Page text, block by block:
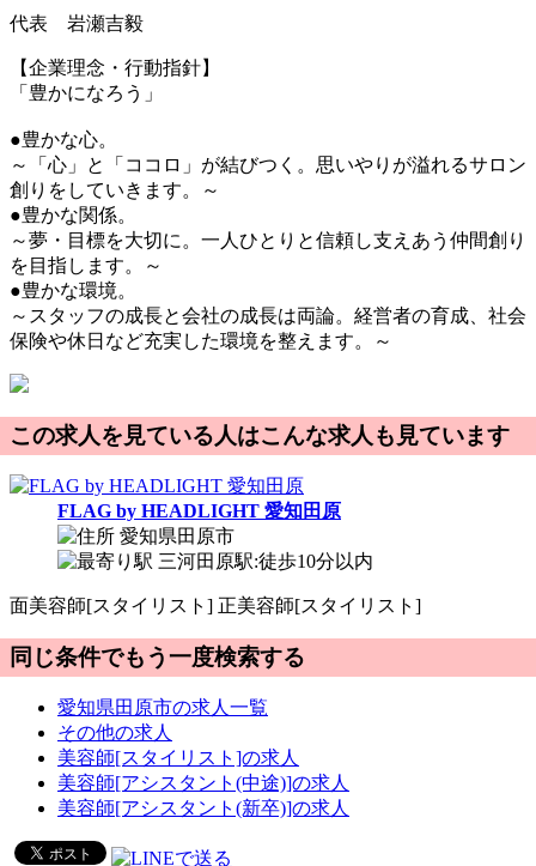
代表 岩瀬吉毅
【企業理念・行動指針】
「豊かになろう」
●豊かな心。
～「心」と「ココロ」が結びつく。思いやりが溢れるサロン
創りをしていきます。～
●豊かな関係。
～夢・目標を大切に。一人ひとりと信頼し支えあう仲間創り
を目指します。～
●豊かな環境。
～スタッフの成長と会社の成長は両論。経営者の育成、社会
保険や休日など充実した環境を整えます。～
この求人を見ている人はこんな求人も見ています
FLAG by HEADLIGHT 愛知田原
愛知県田原市
三河田原駅:徒歩10分以内
面美容師[スタイリスト] 正美容師[スタイリスト]
同じ条件でもう一度検索する
愛知県田原市の求人一覧
その他の求人
美容師[スタイリスト]の求人
美容師[アシスタント(中途)]の求人
美容師[アシスタント(新卒)]の求人